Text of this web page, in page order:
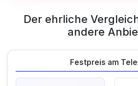
Der ehrliche
andere
Festpreis am